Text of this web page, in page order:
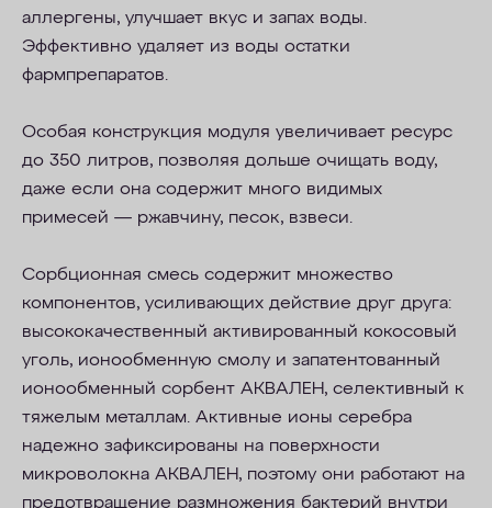
аллергены, улучшает вкус и запах воды.
Эффективно удаляет из воды остатки
фармпрепаратов.
Особая конструкция модуля увеличивает ресурс
до 350 литров, позволяя дольше очищать воду,
даже если она содержит много видимых
примесей — ржавчину, песок, взвеси.
Сорбционная смесь содержит множество
компонентов, усиливающих действие друг друга:
высококачественный активированный кокосовый
уголь, ионообменную смолу и запатентованный
ионообменный сорбент АКВАЛЕН, селективный к
тяжелым металлам. Активные ионы серебра
надежно зафиксированы на поверхности
микроволокна АКВАЛЕН, поэтому они работают на
предотвращение размножения бактерий внутри